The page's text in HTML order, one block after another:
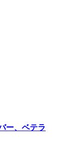
ー、ベテラ